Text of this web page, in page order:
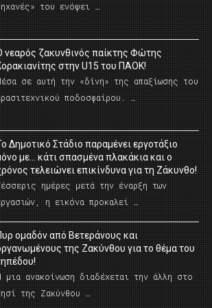
του ενόψει …
νεαρός ζακυνθινός παίκτης Φώτης
στην U15 του ΠΑΟΚ!
σε αυτή την «δίνη» της απαξίωσης του
ποδοσφαίρου. …
Δημοτικό Στάδιο παραμένει εργοτάξιο
με… κάτι σπασμένα πλακάκια και ο
τελειώνει επικίνδυνα για τη Ζάκυνθο!
ημέρες μετά την έναρξη των
η εικόνα προκαλεί …
ομαδόν από Βετεράνους και
της Ζακύνθου για το θέμα του
μια ανακοίνωση διαδέχεται την άλλη στο
της Ζακύνθου …